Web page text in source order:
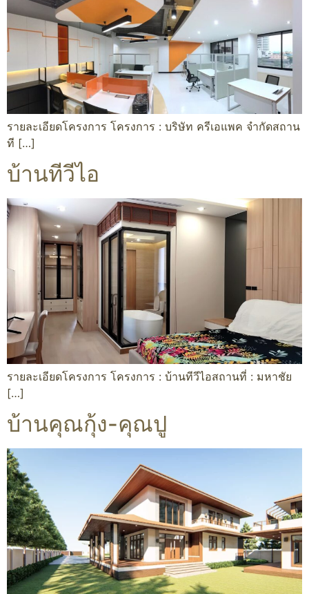
รายละเอียดโครงการ โครงการ : บริษัท ครีเอแพค จำกัดสถาน
ที […]
บ้านทีวีไอ
รายละเอียดโครงการ โครงการ : บ้านทีวีไอสถานที่ : มหาชัย
[…]
บ้านคุณกุ้ง-คุณปู